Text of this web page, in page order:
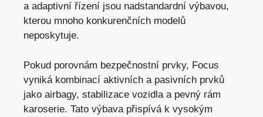
a adaptivní řízení jsou nadstandardní výbavou,
kterou mnoho konkurenčních modelů
neposkytuje.
Pokud porovnám bezpečnostní prvky, Focus
vyniká kombinací aktivních a pasivních prvků
jako airbagy, stabilizace vozidla a pevný rám
karoserie. Tato výbava přispívá k vysokým